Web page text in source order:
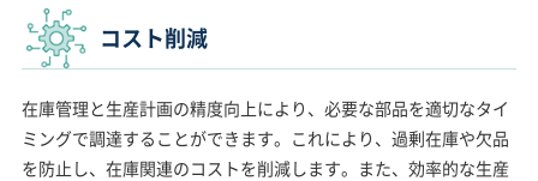
コスト削減
在庫管理と生産計画の精度向上により、必要な部品を適切なタイ
ミングで調達することができます。これにより、過剰在庫や欠品
を防止し、在庫関連のコストを削減します。また、効率的な生産